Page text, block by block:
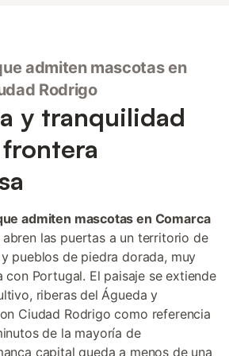
admiten mascotas en
Rodrigo
y tranquilidad
admiten mascotas en Comarca
abren las puertas a un territorio de
pueblos de piedra dorada, muy
Portugal. El paisaje se extiende
riberas del Águeda y
Ciudad Rodrigo como referencia
de la mayoría de
capital queda a menos de una